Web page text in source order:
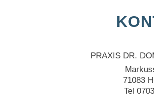
PRAXIS DR.
71083
Tel